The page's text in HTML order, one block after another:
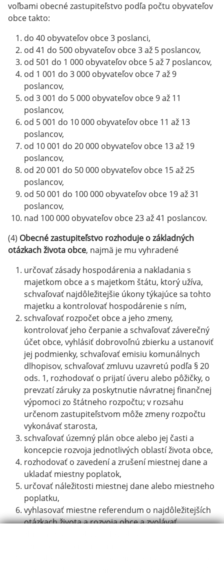
voľbami obecné zastupiteľstvo podľa počtu obyvateľov
obce takto:
do 40 obyvateľov obce 3 poslanci,
od 41 do 500 obyvateľov obce 3 až 5 poslancov,
od 501 do 1 000 obyvateľov obce 5 až 7 poslancov,
od 1 001 do 3 000 obyvateľov obce 7 až 9
poslancov,
od 3 001 do 5 000 obyvateľov obce 9 až 11
poslancov,
od 5 001 do 10 000 obyvateľov obce 11 až 13
poslancov,
od 10 001 do 20 000 obyvateľov obce 13 až 19
poslancov,
od 20 001 do 50 000 obyvateľov obce 15 až 25
poslancov,
od 50 001 do 100 000 obyvateľov obce 19 až 31
poslancov,
nad 100 000 obyvateľov obce 23 až 41 poslancov.
(4) Obecné zastupiteľstvo rozhoduje o základných
otázkach života obce, najmä je mu vyhradené
určovať zásady hospodárenia a nakladania s
majetkom obce a s majetkom štátu, ktorý užíva,
schvaľovať najdôležitejšie úkony týkajúce sa tohto
majetku a kontrolovať hospodárenie s ním,
schvaľovať rozpočet obce a jeho zmeny,
kontrolovať jeho čerpanie a schvaľovať záverečný
účet obce, vyhlásiť dobrovoľnú zbierku a ustanoviť
jej podmienky, schvaľovať emisiu komunálnych
dlhopisov, schvaľovať zmluvu uzavretú podľa § 20
ods. 1, rozhodovať o prijatí úveru alebo pôžičky, o
prevzatí záruky za poskytnutie návratnej finančnej
výpomoci zo štátneho rozpočtu; v rozsahu
určenom zastupiteľstvom môže zmeny rozpočtu
vykonávať starosta,
schvaľovať územný plán obce alebo jej časti a
koncepcie rozvoja jednotlivých oblastí života obce,
rozhodovať o zavedení a zrušení miestnej dane a
ukladať miestny poplatok,
určovať náležitosti miestnej dane alebo miestneho
poplatku,
vyhlasovať miestne referendum o najdôležitejších
otázkach života a rozvoja obce a zvolávať